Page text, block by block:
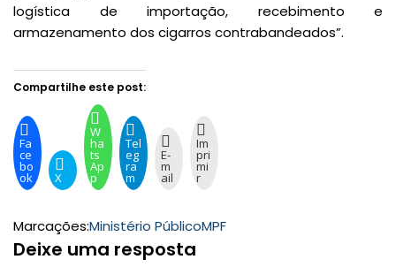
logística de importação, recebimento e
armazenamento dos cigarros contrabandeados”.
Compartilhe este post:
Fa
ce
bo
ok X
W
ha
ts
Ap
p
Tel
eg
ra
m
E-
m
ail
Im
pri
mi
r
Marcações:Ministério PúblicoMPF
Deixe uma resposta